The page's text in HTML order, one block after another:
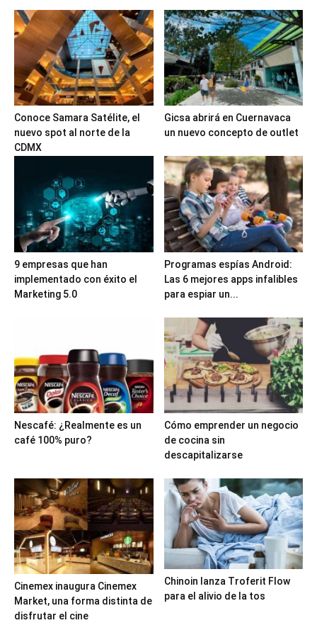
Conoce Samara Satélite, el
nuevo spot al norte de la
CDMX
Gicsa abrirá en Cuernavaca
un nuevo concepto de outlet
9 empresas que han
implementado con éxito el
Marketing 5.0
Programas espías Android:
Las 6 mejores apps infalibles
para espiar un...
Nescafé: ¿Realmente es un
café 100% puro?
Cómo emprender un negocio
de cocina sin
descapitalizarse
Cinemex inaugura Cinemex
Market, una forma distinta de
disfrutar el cine
Chinoin lanza Troferit Flow
para el alivio de la tos